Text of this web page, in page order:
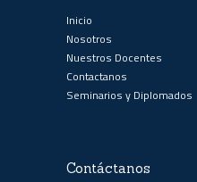
Inicio
Nosotros
Nuestros Docentes
Contactanos
Seminarios y Diplomados
Contáctanos